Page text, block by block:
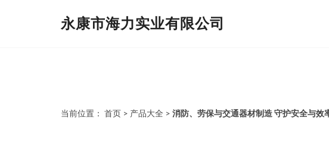
永康市海力实业有限公司
当前位置： 首页 > 产品大全 > 消防、劳保与交通器材制造 守护安全与效